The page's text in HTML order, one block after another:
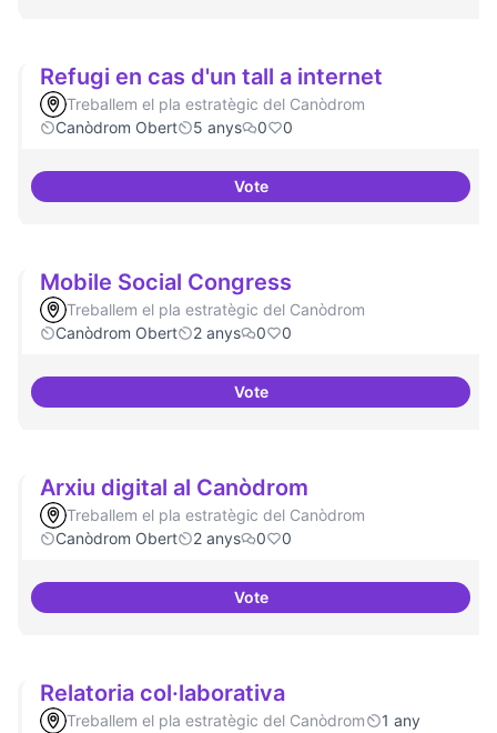
Refugi en cas d'un tall a internet
Treballem el pla estratègic del Canòdrom
Canòdrom Obert
5 anys 0 0
VoteRefugi en cas d'un tall a internet
Mobile Social Congress
Treballem el pla estratègic del Canòdrom
Canòdrom Obert
2 anys 0 0
VoteMobile Social Congress
Arxiu digital al Canòdrom
Treballem el pla estratègic del Canòdrom
Canòdrom Obert
2 anys 0 0
VoteArxiu digital al Canòdrom
Relatoria col·laborativa
Treballem el pla estratègic del Canòdrom
1 any